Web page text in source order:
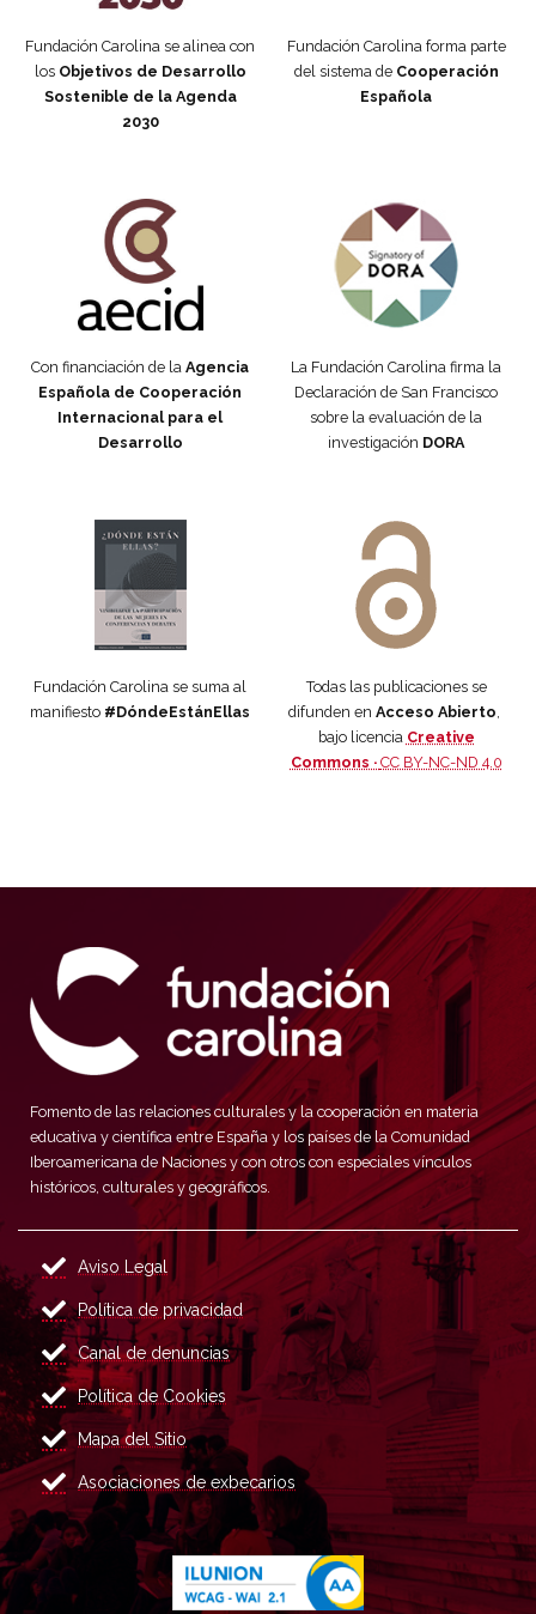
Fundación Carolina se alinea con
los Objetivos de Desarrollo
Sostenible de la Agenda
2030
Fundación Carolina forma parte
del sistema de Cooperación
Española
Con financiación de la Agencia
Española de Cooperación
Internacional para el
Desarrollo
La Fundación Carolina firma la
Declaración de San Francisco
sobre la evaluación de la
investigación DORA
Fundación Carolina se suma al
manifiesto #DóndeEstánEllas
Todas las publicaciones se
difunden en Acceso Abierto,
bajo licencia Creative
Commons · CC BY-NC-ND 4.0
Fomento de las relaciones culturales y la cooperación en materia
educativa y científica entre España y los países de la Comunidad
Iberoamericana de Naciones y con otros con especiales vínculos
históricos, culturales y geográficos.
Aviso Legal
Política de privacidad
Canal de denuncias
Política de Cookies
Mapa del Sitio
Asociaciones de exbecarios